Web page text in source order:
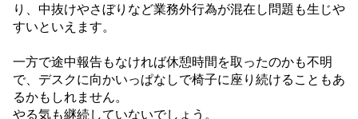
り、中抜けやさぼりなど業務外行為が混在し問題も生じや
すいといえます。
一方で途中報告もなければ休憩時間を取ったのかも不明
で、デスクに向かいっぱなしで椅子に座り続けることもあ
るかもしれません。
やる気も継続していないでしょう。